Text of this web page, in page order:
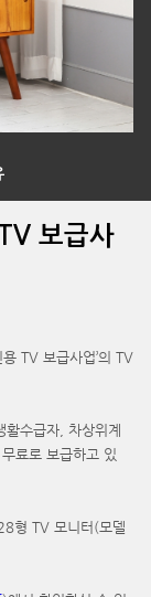
보급사
TV 보급사업’의 TV
수급자, 차상위계
료로 보급하고 있
형 TV 모니터(모델